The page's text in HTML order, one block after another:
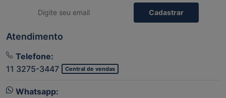
Cadastrar
Atendimento
Telefone:
11 3275-3447
Central de vendas
Whatsapp: